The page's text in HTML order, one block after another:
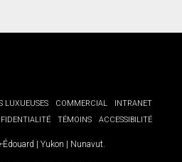
LUXUEUSES COMMERCIAL
INTRANET
TÉMOINS ACCESSIBILITÉ
Édouard | Yukon | Nunavut